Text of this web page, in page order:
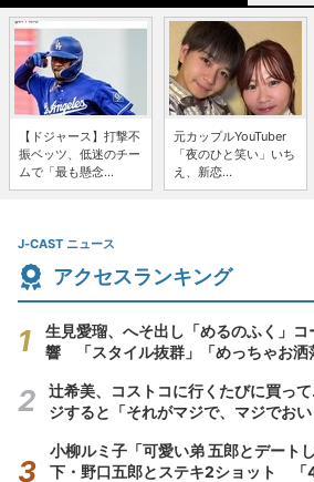
【ドジャース】打撃不
振ベッツ、低迷のチー
ムで「最も懸念...
元カップルYouTuber
「夜のひと笑い」いち
え、新恋...
J-CAST ニュース
アクセスランキング
生見愛瑠、へそ出し「めるのふく」
響 「スタイル抜群」「めっちゃお洒
辻希美、コストコに行くたびに買っ
ジすると「それがマジで、マジでおい
小柳ルミ子「可愛い弟 五郎とデート
下・野口五郎とステキ2ショット 「